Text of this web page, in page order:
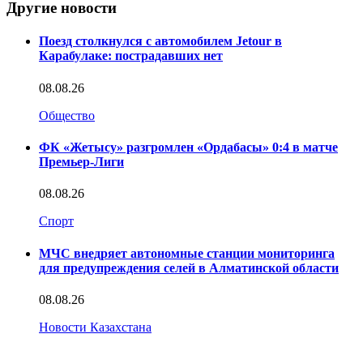
Другие новости
Поезд столкнулся с автомобилем Jetour в
Карабулаке: пострадавших нет
08.08.26
Общество
ФК «Жетысу» разгромлен «Ордабасы» 0:4 в матче
Премьер-Лиги
08.08.26
Спорт
МЧС внедряет автономные станции мониторинга
для предупреждения селей в Алматинской области
08.08.26
Новости Казахстана